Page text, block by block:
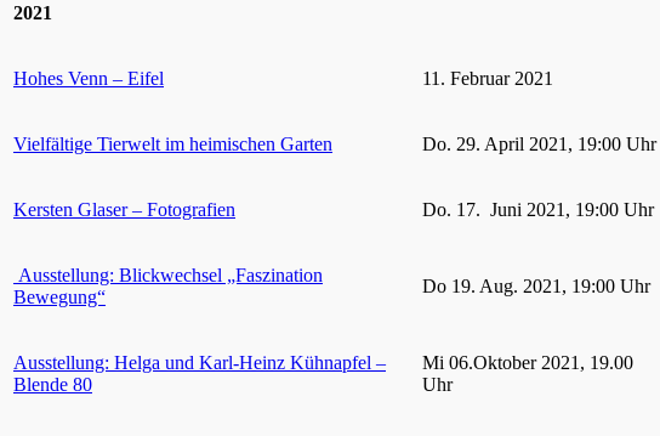
2021
Hohes Venn – Eifel 11. Februar 2021
Vielfältige Tierwelt im heimischen Garten Do. 29. April 2021, 19:00 Uhr
Kersten Glaser – Fotografien Do. 17. Juni 2021, 19:00 Uhr
Ausstellung: Blickwechsel „Faszination
Bewegung“
Do 19. Aug. 2021, 19:00 Uhr
Ausstellung: Helga und Karl-Heinz Kühnapfel –
Blende 80
Mi 06.Oktober 2021, 19.00
Uhr